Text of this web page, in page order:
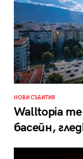
НОВИ СЪБИТИЯ
Walltopia
басейн,